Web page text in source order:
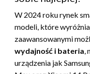
W 2024 roku rynek
modeli, które
zaawansowanymi
wydajność i bateria,
urządzenia jak